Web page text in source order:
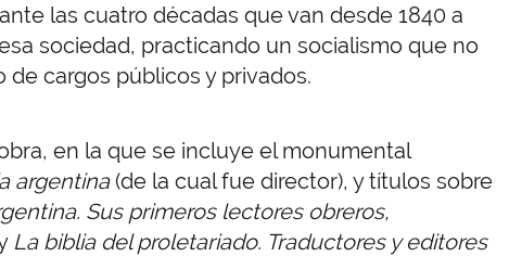
las cuatro décadas que van desde 1840 a
sociedad, practicando un socialismo que no
cargos públicos y privados.
en la que se incluye el monumental
argentina(de la cual fue director), y títulos sobre
Sus primeros lectores obreros,
La biblia del proletariado. Traductores y editores